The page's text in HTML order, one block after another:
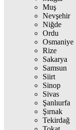
Muş
Nevşehir
Niğde
Ordu
Osmaniye
Rize
Sakarya
Samsun
Siirt
Sinop
Sivas
Şanlıurfa
Şırnak
Tekirdağ